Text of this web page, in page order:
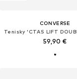
CONVERSE
59,90 €